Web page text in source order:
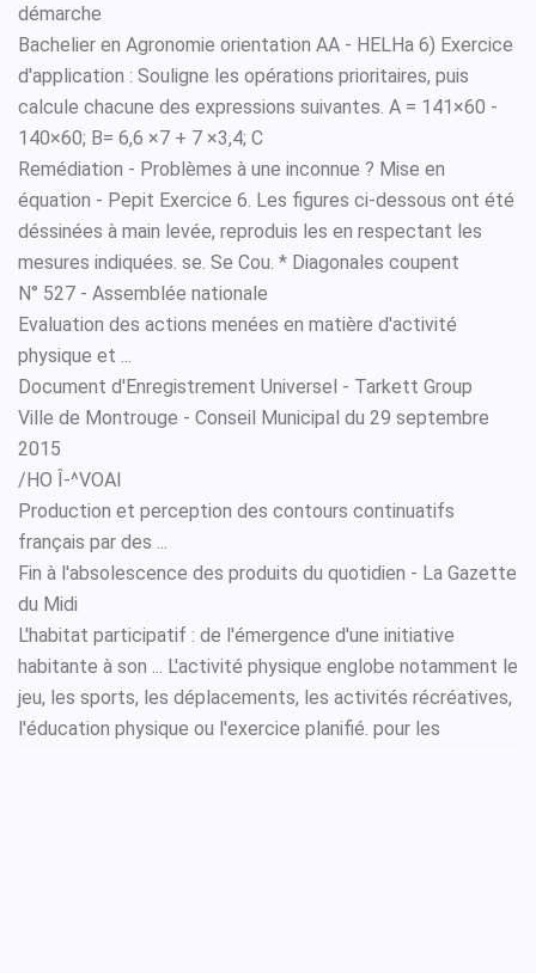
démarche
Bachelier en Agronomie orientation AA - HELHa 6) Exercice
d'application : Souligne les opérations prioritaires, puis
calcule chacune des expressions suivantes. A = 141×60 -
140×60; B= 6,6 ×7 + 7 ×3,4; C
Remédiation - Problèmes à une inconnue ? Mise en
équation - Pepit Exercice 6. Les figures ci-dessous ont été
déssinées à main levée, reproduis les en respectant les
mesures indiquées. se. Se Cou. * Diagonales coupent
N° 527 - Assemblée nationale
Evaluation des actions menées en matière d'activité
physique et ...
Document d'Enregistrement Universel - Tarkett Group
Ville de Montrouge - Conseil Municipal du 29 septembre
2015
/HO Î-^VOAI
Production et perception des contours continuatifs
français par des ...
Fin à l'absolescence des produits du quotidien - La Gazette
du Midi
L'habitat participatif : de l'émergence d'une initiative
habitante à son ... L'activité physique englobe notamment le
jeu, les sports, les déplacements, les activités récréatives,
l'éducation physique ou l'exercice planifié. pour les